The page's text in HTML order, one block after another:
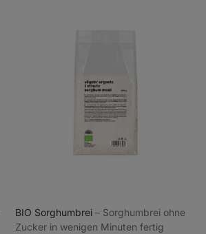
BIO Sorghumbrei ⁠–⁠ Sorghumbrei ohne
Zucker in wenigen Minuten fertig